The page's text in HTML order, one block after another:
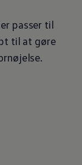
passer til
til at gøre